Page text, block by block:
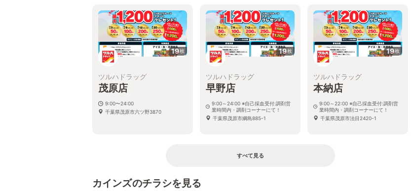
19枚
ツルハドラッグ
茂原店
9:00〜24:00
千葉県茂原市六ツ野3870
19枚
ツルハドラッグ
早野店
9:00～24:00 ※自己採血受付:調剤営
業時間内・調剤コーナーにて！
千葉県茂原市綱島885-1
19枚
ツルハドラッグ
本納店
9:00～22:00 ※自己採血受付:調剤営
業時間内・調剤コーナーにて！
千葉県茂原市法目2420-1
すべて見る
カインズのチラシを見る